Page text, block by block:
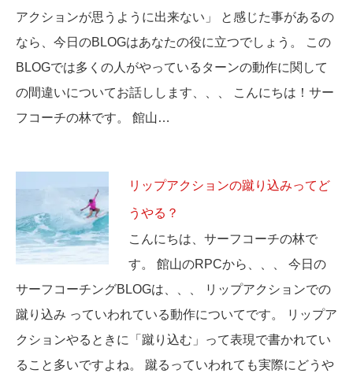
アクションが思うように出来ない」 と感じた事があるの
なら、今日のBLOGはあなたの役に立つでしょう。 この
BLOGでは多くの人がやっているターンの動作に関して
の間違いについてお話しします、、、 こんにちは！サー
フコーチの林です。 館山…
リップアクションの蹴り込みってど
うやる？
こんにちは、サーフコーチの林で
す。 館山のRPCから、、、 今日の
サーフコーチングBLOGは、、、 リップアクションでの
蹴り込み っていわれている動作についてです。 リップア
クションやるときに「蹴り込む」って表現で書かれてい
ること多いですよね。 蹴るっていわれても実際にどうや